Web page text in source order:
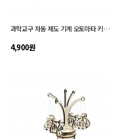
과학교구 자동 제도 기계 오토마타 키트 자체설명서
4,900원